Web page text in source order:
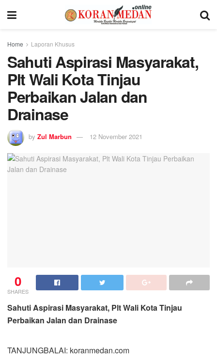
Home Laporan Khusus
Sahuti Aspirasi Masyarakat,
Plt Wali Kota Tinjau
Perbaikan Jalan dan
Drainase
by Zul Marbun 12 November 2021
0
SHARES
Sahuti Aspirasi Masyarakat, Plt Wali Kota Tinjau
Perbaikan Jalan dan Drainase
TANJUNGBALAI: koranmedan.com